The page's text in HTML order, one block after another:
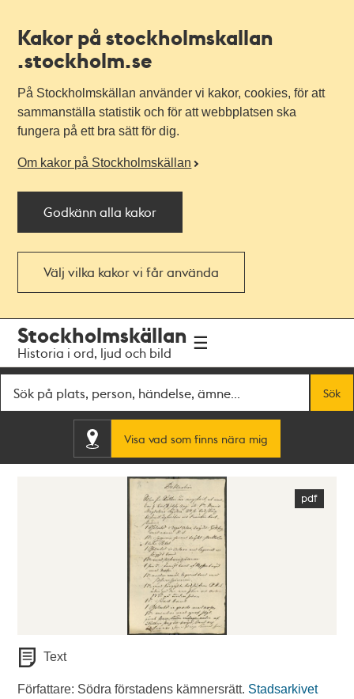
Kakor på stockholmskallan
.stockholm.se
På Stockholmskällan använder vi kakor, cookies, för att
sammanställa statistik och för att webbplatsen ska
fungera på ett bra sätt för dig.
Om kakor på Stockholmskällan
Godkänn alla kakor
Välj vilka kakor vi får använda
navigationen
huvudinnehållet
Stockholmskällan
Historia i ord, ljud och bild
Sök
Visa vad som finns nära mig
Text
Författare: Södra förstadens kämnersrätt. Stadsarkivet